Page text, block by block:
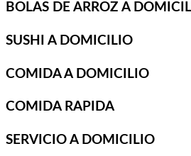
BOLAS DE ARROZ A
SUSHI A DOMICILIO
COMIDA A DOMICILIO
COMIDA RAPIDA
SERVICIO A DOMICILIO